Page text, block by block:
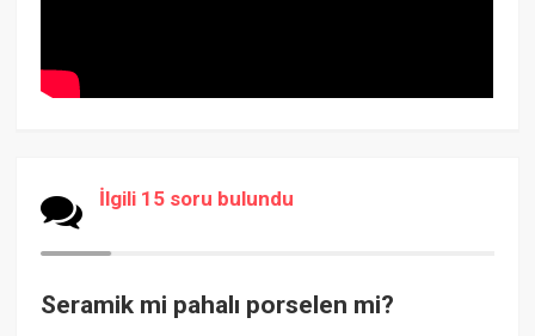
İlgili 15 soru bulundu
Seramik mi pahalı porselen mi?